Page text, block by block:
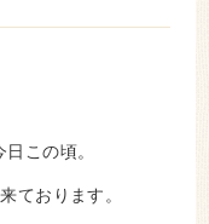
この頃。
ております。